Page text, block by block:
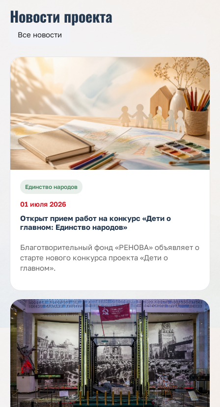
Новости проекта
Все новости
Единство народов
01 июля 2026
Открыт прием работ на конкурс «Дети о
главном: Единство народов»
Благотворительный фонд «РЕНОВА» объявляет о
старте нового конкурса проекта «Дети о
главном».